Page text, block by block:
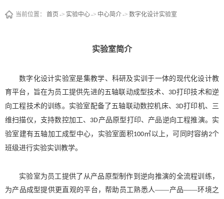
当前位置： 首页 -> 实验中心-> 中心简介-> 数字化设计实验室
实验室简介
数字化设计实验室是集教学、科研及 实训于一体的现代化设计教
育平台 ，旨在为员工提供先进的五轴联动成型技术、 3D打印技术和逆
向工程技术的训练。 ‌实验室配备了五轴联动数控机床、 3D打印机、三
维扫描仪 ，支持数控加工、 3D产品原型打印、产品逆向工程推演。实
验室建有五轴加工成型中心，实验室面积100㎡以上，可同时容纳2个
班级进行实验实训教学。
实验室为员工提供 了从产品 原型制作到逆向推演的全流程训练 ，
为产品成型提供更直观的平台，帮助员工熟悉人——产品——环境之